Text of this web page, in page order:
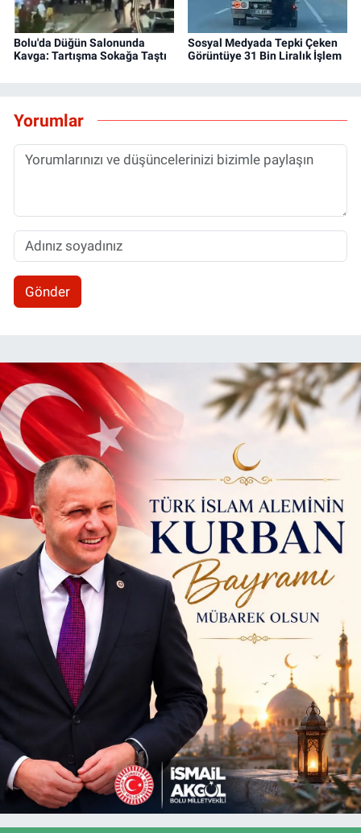
Bolu'da Düğün Salonunda
Kavga: Tartışma Sokağa Taştı
Sosyal Medyada Tepki Çeken
Görüntüye 31 Bin Liralık İşlem
Yorumlar
Gönder